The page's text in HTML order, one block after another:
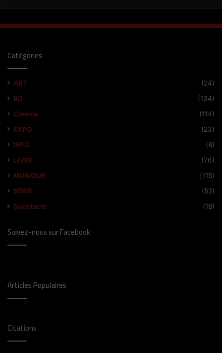
Catégories
ART
(24)
BD
(134)
Cinéma
(114)
EXPO
(23)
INFO
(8)
LIVRE
(76)
MUSIQUE
(115)
SÉRIE
(52)
Spectacle
(18)
Suivez-nous sur Facebook
Articles Populaires
Citations